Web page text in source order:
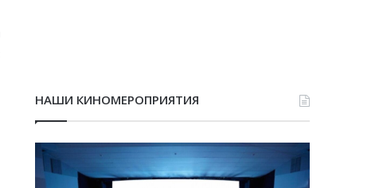
НАШИ КИНОМЕРОПРИЯТИЯ